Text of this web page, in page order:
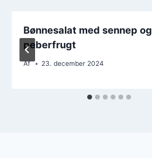
Bønnesalat med sennep og
peberfrugt
Af 23. december 2024